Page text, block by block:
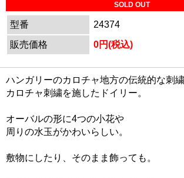
SOLD OUT
型番
24374
販売価格
0円(税込)
ハンガリーのカロチャ地方の伝統的な刺繍
カロチャ刺繍を施したドイリー。
オーバルの形に4つの小花や
周りの水玉がかわいらしい。
敷物にしたり、そのまま飾っても。